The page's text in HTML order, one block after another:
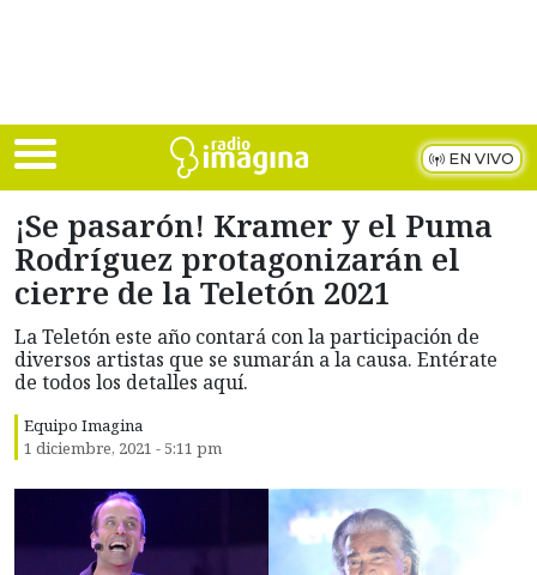
EN VIVO
¡Se pasarón! Kramer y el Puma
Rodríguez protagonizarán el
cierre de la Teletón 2021
La Teletón este año contará con la participación de
diversos artistas que se sumarán a la causa. Entérate
de todos los detalles aquí.
Equipo Imagina
1 diciembre, 2021 - 5:11 pm